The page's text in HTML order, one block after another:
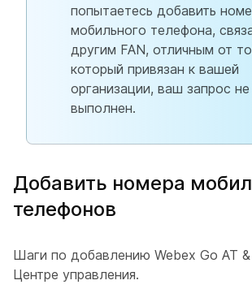
попытаетесь добавить
мобильного телефона,
другим FAN, отличным от
который привязан к вашей
организации, ваш запрос
выполнен.
Добавить номера
телефонов
Шаги по добавлению Webex Go AT
Центре управления.